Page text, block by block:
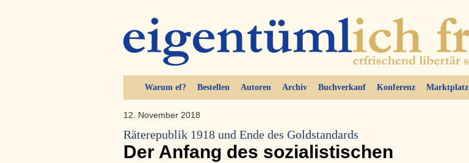
Warum ef? Bestellen Autoren Archiv Buchverkauf Konferenz Marktplatz
12. November 2018
Räterepublik 1918 und Ende des Goldstandards
Der Anfang des sozialistischen